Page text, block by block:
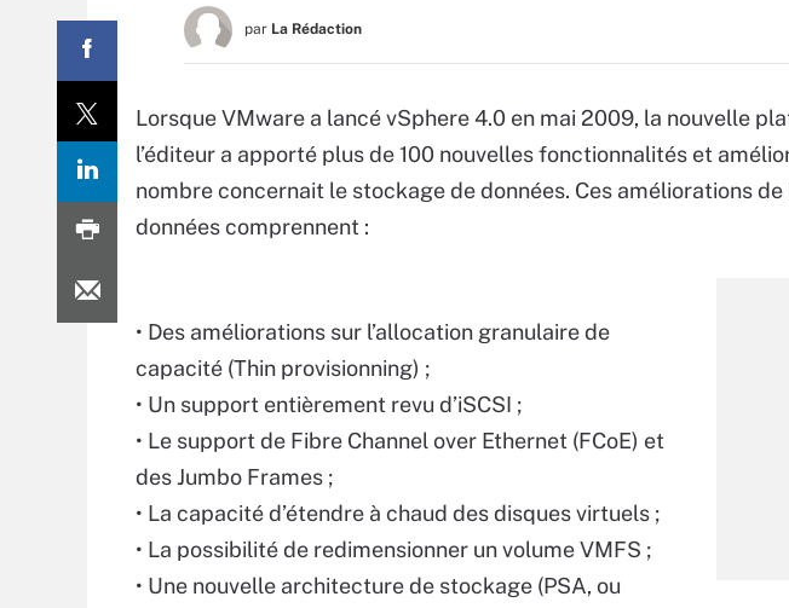
par La Rédaction
Lorsque VMware a lancé vSphere 4.0 en mai 2009, la nouvelle
l’éditeur a apporté plus de 100 nouvelles fonctionnalités et
nombre concernait le stockage de données. Ces améliorations
données comprennent :
• Des améliorations sur l’allocation granulaire de
capacité (Thin provisionning) ;
• Un support entièrement revu d’iSCSI ;
• Le support de Fibre Channel over Ethernet (FCoE) et
des Jumbo Frames ;
• La capacité d’étendre à chaud des disques virtuels ;
• La possibilité de redimensionner un volume VMFS ;
• Une nouvelle architecture de stockage (PSA, ou